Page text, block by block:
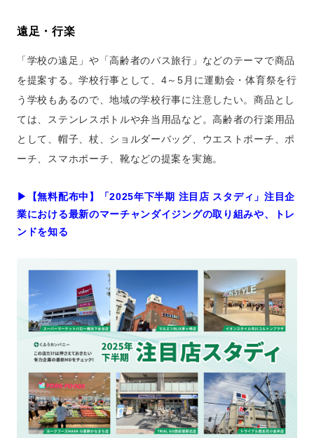
遠足・行楽
「学校の遠足」や「高齢者のバス旅行」などのテーマで商品
を提案する。学校行事として、4～5月に運動会・体育祭を行
う学校もあるので、地域の学校行事に注意したい。商品とし
ては、ステンレスボトルや弁当用品など。高齢者の行楽用品
として、帽子、杖、ショルダーバッグ、ウエストポーチ、ポ
ーチ、スマホポーチ、靴などの提案を実施。
▶︎【無料配布中】「2025年下半期 注目店 スタディ」注目企
業における最新のマーチャンダイジングの取り組みや、トレ
ンドを知る